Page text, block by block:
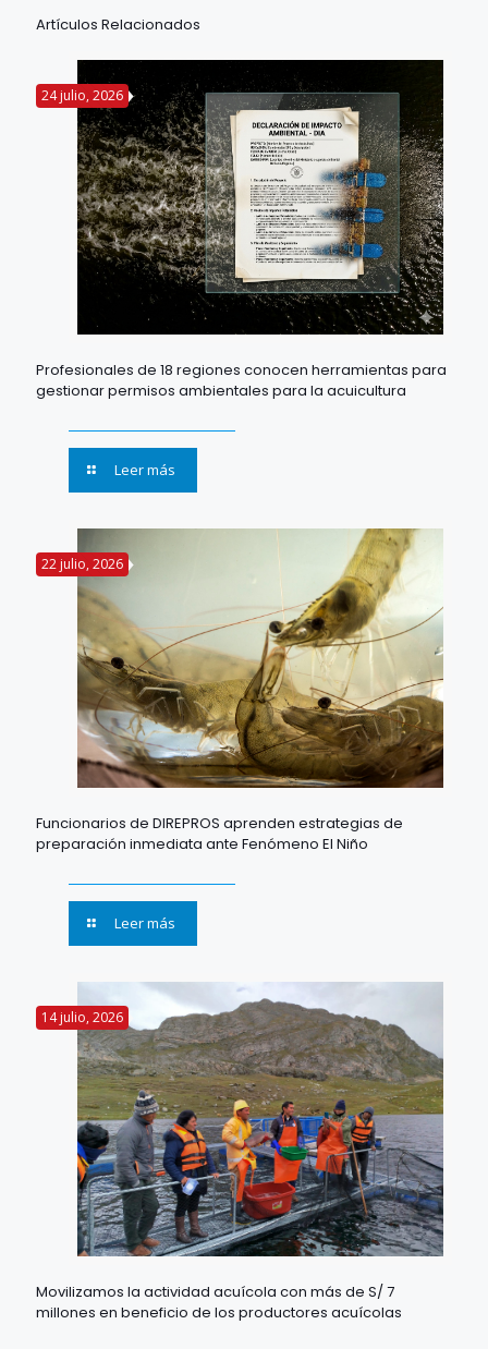
Artículos Relacionados
24 julio, 2026
Profesionales de 18 regiones conocen herramientas para
gestionar permisos ambientales para la acuicultura
Leer más
22 julio, 2026
Funcionarios de DIREPROS aprenden estrategias de
preparación inmediata ante Fenómeno El Niño
Leer más
14 julio, 2026
Movilizamos la actividad acuícola con más de S/ 7
millones en beneficio de los productores acuícolas